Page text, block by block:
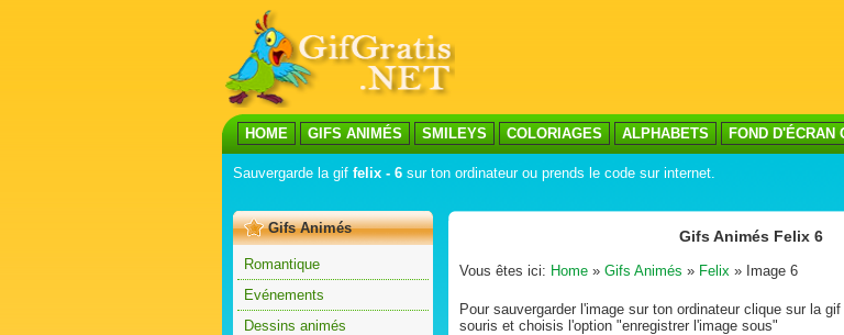
HOME GIFS ANIMÉS SMILEYS COLORIAGES ALPHABETS FOND D'ÉCRAN
Sauvergarde la gif felix - 6 sur ton ordinateur ou prends le code sur internet.
Gifs Animés
Romantique
Evénements
Dessins animés
Gifs Animés Felix 6
Vous êtes ici: Home » Gifs Animés » Felix » Image 6
Pour sauvergarder l'image sur ton ordinateur clique sur la
souris et choisis l'option "enregistrer l'image sous"